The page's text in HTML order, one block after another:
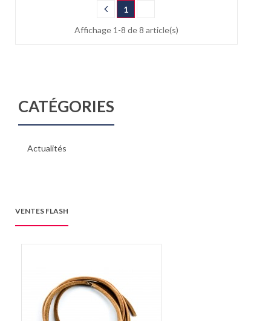
CATÉGORIES
Actualités
VENTES FLASH
1
Affichage 1-8 de 8 article(s)